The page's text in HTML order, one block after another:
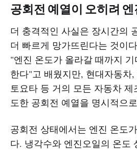
공회전 예열이 오히려
더 충격적인 사실은 장시간의
더 빠르게 망가뜨린다는 것이
"엔진 온도가 올라갈 때까지
한다"고 배웠지만, 현대자동차
토요타 등 거의 모든 자동차
도한 공회전 예열을 명시적으
공회전 상태에서는 엔진 온도
다. 냉각수와 엔진오일의 온도